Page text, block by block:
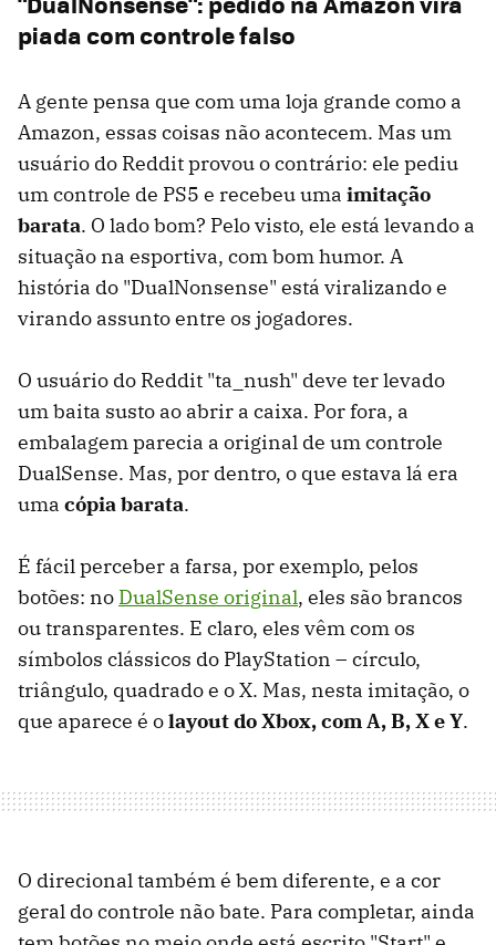
piada com controle falso
A gente pensa que com uma loja grande como a
Amazon, essas coisas não acontecem. Mas um
usuário do Reddit provou o contrário: ele pediu
um controle de PS5 e recebeu uma imitação
barata. O lado bom? Pelo visto, ele está levando a
situação na esportiva, com bom humor. A
história do "DualNonsense" está viralizando e
virando assunto entre os jogadores.
O usuário do Reddit "ta_nush" deve ter levado
um baita susto ao abrir a caixa. Por fora, a
embalagem parecia a original de um controle
DualSense. Mas, por dentro, o que estava lá era
uma cópia barata.
É fácil perceber a farsa, por exemplo, pelos
botões: no DualSense original, eles são brancos
ou transparentes. E claro, eles vêm com os
símbolos clássicos do PlayStation – círculo,
triângulo, quadrado e o X. Mas, nesta imitação, o
que aparece é olayout do Xbox, com A, B, X e Y.
O direcional também é bem diferente, e a cor
geral do controle não bate. Para completar, ainda